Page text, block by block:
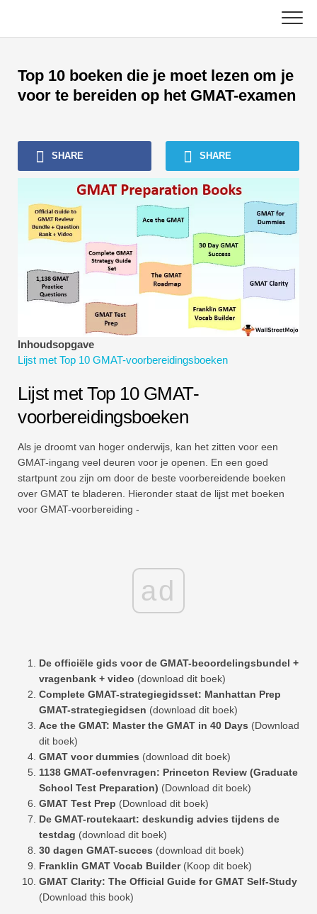
content
Boekhoudhandleidingen
Excel, VBA en Power BI
Tutorials voor investeringsbankieren
Topboeken
Carrièrehandleidingen in de financiële sector
Bronnen voor financiële certificering
Tutorials voor financiële modellering
Volledige vorm
Tutorials voor risicobeheer
Top 10 boeken die je moet lezen om je
voor te bereiden op het GMAT-examen
SHARE SHARE
Inhoudsopgave
Lijst met Top 10 GMAT-voorbereidingsboeken
Lijst met Top 10 GMAT-
voorbereidingsboeken
Als je droomt van hoger onderwijs, kan het zitten voor een
GMAT-ingang veel deuren voor je openen. En een goed
startpunt zou zijn om door de beste voorbereidende boeken
over GMAT te bladeren. Hieronder staat de lijst met boeken
voor GMAT-voorbereiding -
ad
De officiële gids voor de GMAT-beoordelingsbundel +
vragenbank + video (download dit boek)
Complete GMAT-strategiegidsset: Manhattan Prep
GMAT-strategiegidsen (download dit boek)
Ace the GMAT: Master the GMAT in 40 Days (Download
dit boek)
GMAT voor dummies (download dit boek)
1138 GMAT-oefenvragen: Princeton Review (Graduate
School Test Preparation) (Download dit boek)
GMAT Test Prep (Download dit boek)
De GMAT-routekaart: deskundig advies tijdens de
testdag (download dit boek)
30 dagen GMAT-succes (download dit boek)
Franklin GMAT Vocab Builder(Koop dit boek)
GMAT Clarity: The Official Guide for GMAT Self-Study
(Download this book)